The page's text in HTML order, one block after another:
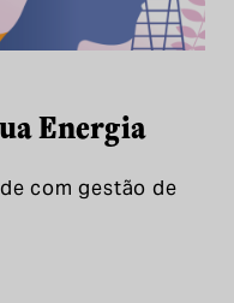
Energia
com gestão de